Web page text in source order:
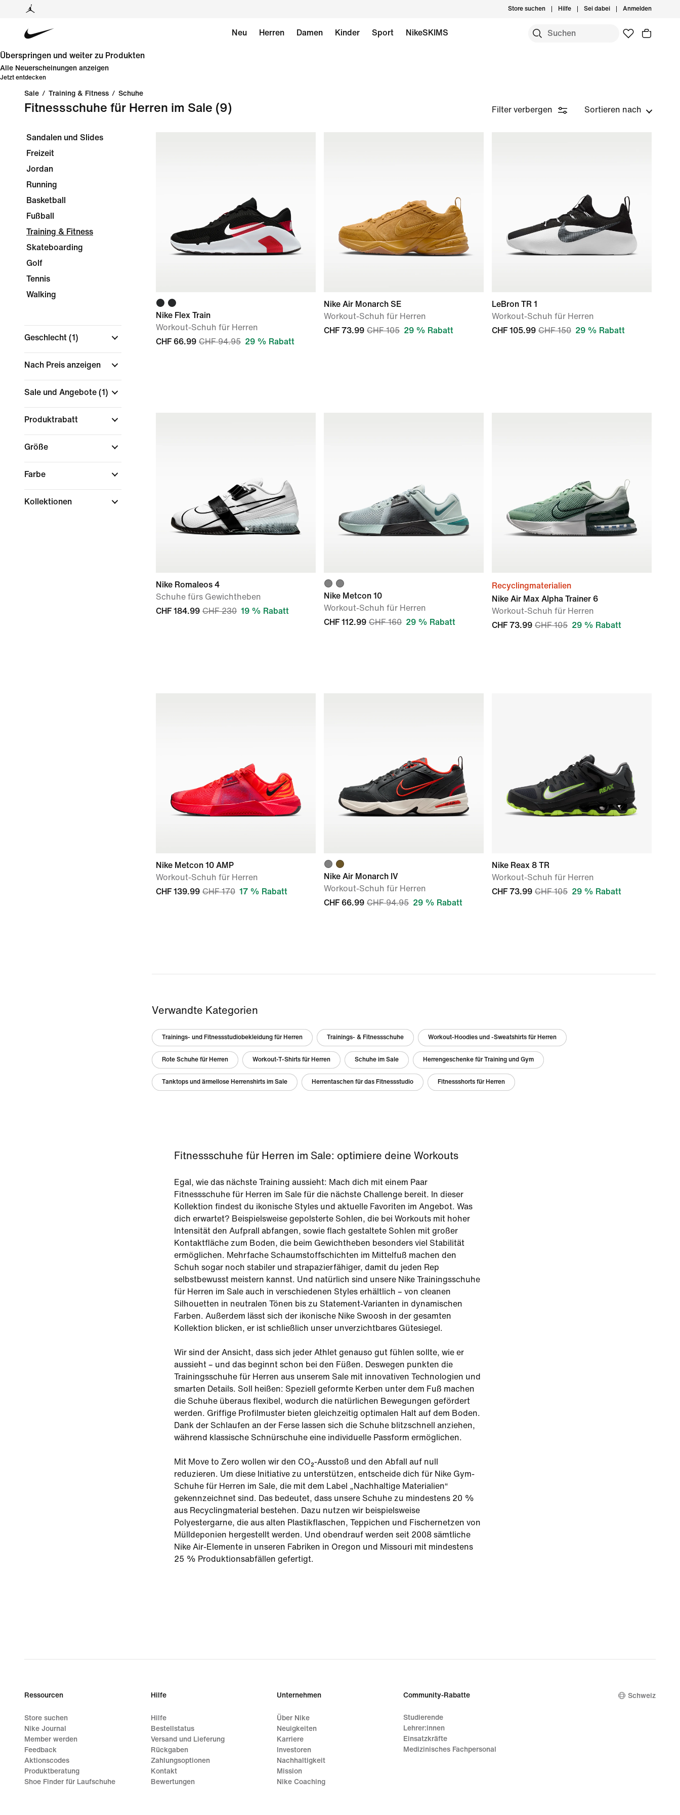
Store suchen Hilfe Sei dabei Anmelden
Neu Herren Damen Kinder Sport NikeSKIMS
Überspringen und weiter zu Produkten
Alle Neuerscheinungen anzeigen
Jetzt entdecken
Sale / Training & Fitness / Schuhe
Fitnessschuhe für Herren im Sale (9) Filter verbergen Sortieren nach
Sandalen und Slides
Freizeit
Jordan
Running
Basketball
Fußball
Training & Fitness
Skateboarding
Golf
Tennis
Walking
Geschlecht (1)
Nach Preis anzeigen
Sale und Angebote (1)
Produktrabatt
Größe
Farbe
Kollektionen
Nike Flex Train
Workout-Schuh für Herren
CHF 66.99 CHF 94.95 29 % Rabatt
Nike Air Monarch SE
Workout-Schuh für Herren
CHF 73.99 CHF 105 29 % Rabatt
LeBron TR 1
Workout-Schuh für Herren
CHF 105.99 CHF 150 29 % Rabatt
Nike Romaleos 4
Schuhe fürs Gewichtheben
CHF 184.99 CHF 230 19 % Rabatt
Nike Metcon 10
Workout-Schuh für Herren
CHF 112.99 CHF 160 29 % Rabatt
Recyclingmaterialien
Nike Air Max Alpha Trainer 6
Workout-Schuh für Herren
CHF 73.99 CHF 105 29 % Rabatt
Nike Metcon 10 AMP
Workout-Schuh für Herren
CHF 139.99 CHF 170 17 % Rabatt
Nike Air Monarch IV
Workout-Schuh für Herren
CHF 66.99 CHF 94.95 29 % Rabatt
Nike Reax 8 TR
Workout-Schuh für Herren
CHF 73.99 CHF 105 29 % Rabatt
Verwandte Kategorien
Trainings- und Fitnessstudiobekleidung für Herren Trainings- & Fitnessschuhe Workout-Hoodies und -Sweatshirts für Herren
Rote Schuhe für Herren Workout-T-Shirts für Herren Schuhe im Sale Herrengeschenke für Training und Gym
Tanktops und ärmellose Herrenshirts im Sale Herrentaschen für das Fitnessstudio Fitnessshorts für Herren
Fitnessschuhe für Herren im Sale: optimiere deine Workouts
Egal, wie das nächste Training aussieht: Mach dich mit einem Paar
Fitnessschuhe für Herren im Sale für die nächste Challenge bereit. In dieser
Kollektion findest du ikonische Styles und aktuelle Favoriten im Angebot. Was
dich erwartet? Beispielsweise gepolsterte Sohlen, die bei Workouts mit hoher
Intensität den Aufprall abfangen, sowie flach gestaltete Sohlen mit großer
Kontaktfläche zum Boden, die beim Gewichtheben besonders viel Stabilität
ermöglichen. Mehrfache Schaumstoffschichten im Mittelfuß machen den
Schuh sogar noch stabiler und strapazierfähiger, damit du jeden Rep
selbstbewusst meistern kannst. Und natürlich sind unsere Nike Trainingsschuhe
für Herren im Sale auch in verschiedenen Styles erhältlich – von cleanen
Silhouetten in neutralen Tönen bis zu Statement-Varianten in dynamischen
Farben. Außerdem lässt sich der ikonische Nike Swoosh in der gesamten
Kollektion blicken, er ist schließlich unser unverzichtbares Gütesiegel.
Wir sind der Ansicht, dass sich jeder Athlet genauso gut fühlen sollte, wie er
aussieht – und das beginnt schon bei den Füßen. Deswegen punkten die
Trainingsschuhe für Herren aus unserem Sale mit innovativen Technologien und
smarten Details. Soll heißen: Speziell geformte Kerben unter dem Fuß machen
die Schuhe überaus flexibel, wodurch die natürlichen Bewegungen gefördert
werden. Griffige Profilmuster bieten gleichzeitig optimalen Halt auf dem Boden.
Dank der Schlaufen an der Ferse lassen sich die Schuhe blitzschnell anziehen,
während klassische Schnürschuhe eine individuelle Passform ermöglichen.
Mit Move to Zero wollen wir den CO₂-Ausstoß und den Abfall auf null
reduzieren. Um diese Initiative zu unterstützen, entscheide dich für Nike Gym-
Schuhe für Herren im Sale, die mit dem Label „Nachhaltige Materialien“
gekennzeichnet sind. Das bedeutet, dass unsere Schuhe zu mindestens 20 %
aus Recyclingmaterial bestehen. Dazu nutzen wir beispielsweise
Polyestergarne, die aus alten Plastikflaschen, Teppichen und Fischernetzen von
Mülldeponien hergestellt werden. Und obendrauf werden seit 2008 sämtliche
Nike Air-Elemente in unseren Fabriken in Oregon und Missouri mit mindestens
25 % Produktionsabfällen gefertigt.
Ressourcen
Store suchen
Nike Journal
Member werden
Feedback
Aktionscodes
Produktberatung
Shoe Finder für Laufschuhe
Hilfe
Hilfe
Bestellstatus
Versand und Lieferung
Rückgaben
Zahlungsoptionen
Kontakt
Bewertungen
Unternehmen
Über Nike
Neuigkeiten
Karriere
Investoren
Nachhaltigkeit
Mission
Nike Coaching
Community-Rabatte
Studierende
Lehrer:innen
Einsatzkräfte
Medizinisches Fachpersonal
Schweiz